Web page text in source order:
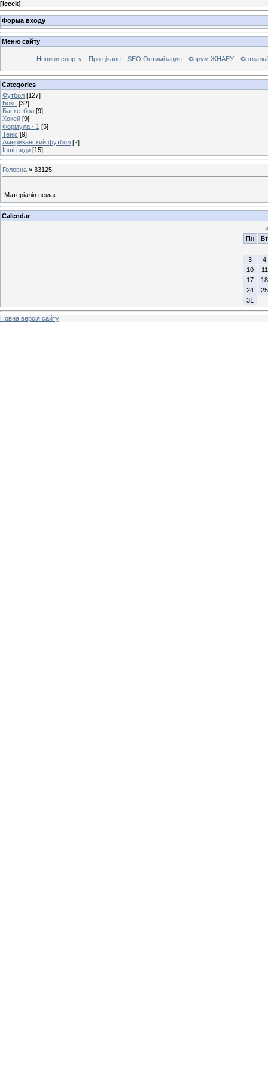
[Iceek]
Форма входу
Меню сайту
Новини спорту Про цікаве SEO Оптимізация Форум ЖНАЕУ
Categories
Футбол [127]
Бокс [32]
Баскетбол [9]
Хокей [9]
Формула - 1 [5]
Теніс [9]
Американский футбол [2]
Інші види [15]
Головна » 33125
Матеріалів немає
Calendar
«
Пн
Вт
3
4
10
11
17
18
24
25
31
Повна версія сайту